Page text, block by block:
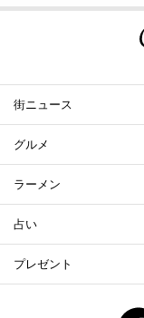
街ニュース
グルメ
ラーメン
占い
プレゼント